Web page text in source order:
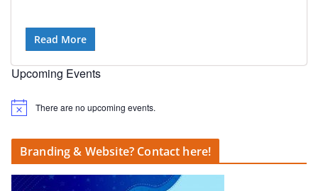
Read More
Upcoming Events
N
There are no upcoming events.
Branding & Website? Contact here!